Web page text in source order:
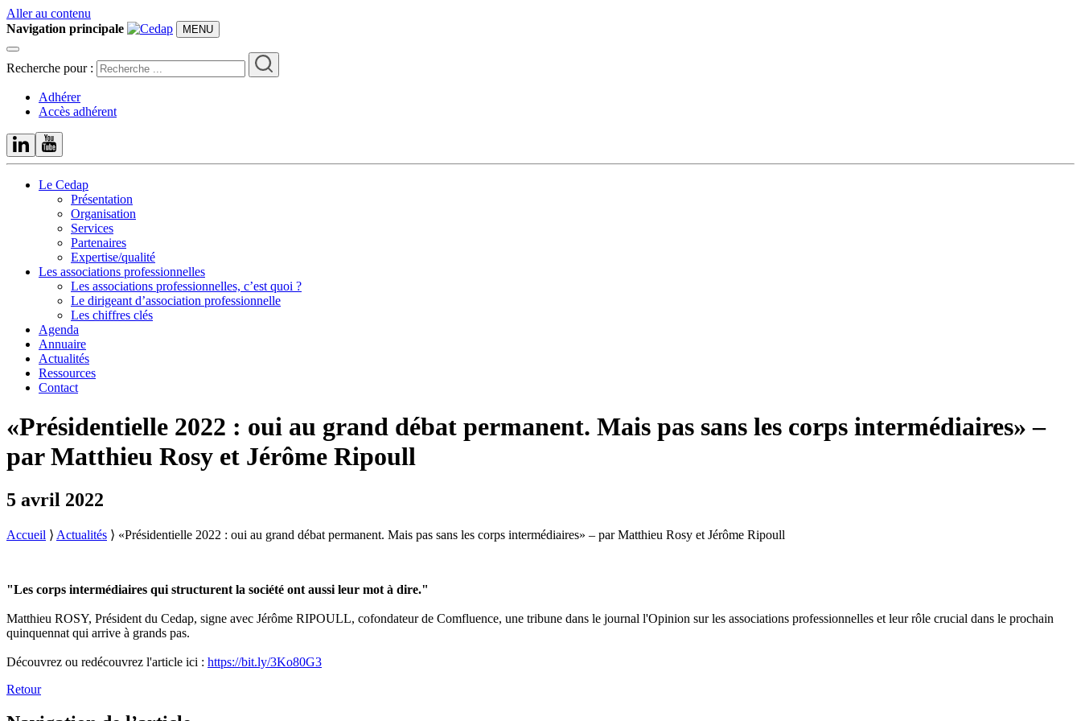
Aller au contenu
Navigation principale
MENU
Recherche pour :
Adhérer
Accès adhérent
Le Cedap
Présentation
Organisation
Services
Partenaires
Expertise/qualité
Les associations professionnelles
Les associations professionnelles, c’est quoi ?
Le dirigeant d’association professionnelle
Les chiffres clés
Agenda
Annuaire
Actualités
Ressources
Contact
«Présidentielle 2022 : oui au grand débat permanent. Mais pas sans les corps intermédiaires» –
par Matthieu Rosy et Jérôme Ripoull
5 avril 2022
Accueil ⟩ Actualités ⟩ «Présidentielle 2022 : oui au grand débat permanent. Mais pas sans les corps intermédiaires» – par Matthieu Rosy et Jérôme Ripoull
"Les corps intermédiaires qui structurent la société ont aussi leur mot à dire."
Matthieu ROSY, Président du Cedap, signe avec Jérôme RIPOULL, cofondateur de Comfluence, une tribune dans le journal l'Opinion sur les associations professionnelles et leur rôle crucial dans le prochain
quinquennat qui arrive à grands pas.
Découvrez ou redécouvrez l'article ici : https://bit.ly/3Ko80G3
Retour